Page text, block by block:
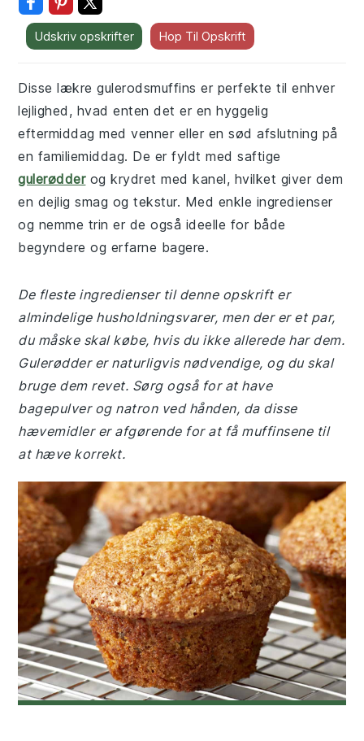
Udskriv opskrifter Hop Til Opskrift
Disse lækre gulerodsmuffins er perfekte til enhver
lejlighed, hvad enten det er en hyggelig
eftermiddag med venner eller en sød afslutning på
en familiemiddag. De er fyldt med saftige
gulerødderog krydret med kanel, hvilket giver dem
en dejlig smag og tekstur. Med enkle ingredienser
og nemme trin er de også ideelle for både
begyndere og erfarne bagere.
De fleste ingredienser til denne opskrift er
almindelige husholdningsvarer, men der er et par,
du måske skal købe, hvis du ikke allerede har dem.
Gulerødder er naturligvis nødvendige, og du skal
bruge dem revet. Sørg også for at have
bagepulver og natron ved hånden, da disse
hævemidler er afgørende for at få muffinsene til
at hæve korrekt.